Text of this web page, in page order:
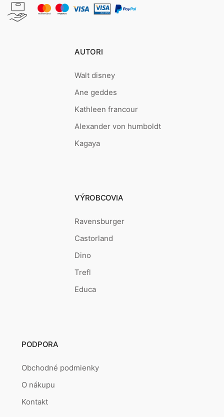
AUTORI
Walt disney
Ane geddes
Kathleen francour
Alexander von humboldt
Kagaya
VÝROBCOVIA
Ravensburger
Castorland
Dino
Trefl
Educa
PODPORA
Obchodné podmienky
O nákupu
Kontakt